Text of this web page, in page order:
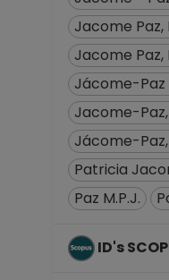
Jacome Paz,
Jacome
Jácome-Paz
Jacome-
Jácome-Paz,
Patricia
Paz M.P.J.
ID's